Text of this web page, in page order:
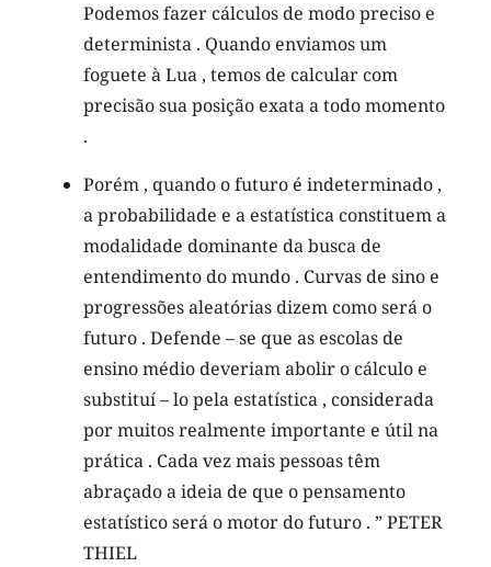
Podemos fazer cálculos de modo preciso e
determinista . Quando enviamos um
foguete à Lua , temos de calcular com
precisão sua posição exata a todo momento
.
Porém , quando o futuro é indeterminado ,
a probabilidade e a estatística constituem a
modalidade dominante da busca de
entendimento do mundo . Curvas de sino e
progressões aleatórias dizem como será o
futuro . Defende – se que as escolas de
ensino médio deveriam abolir o cálculo e
substituí – lo pela estatística , considerada
por muitos realmente importante e útil na
prática . Cada vez mais pessoas têm
abraçado a ideia de que o pensamento
estatístico será o motor do futuro . ” PETER
THIEL